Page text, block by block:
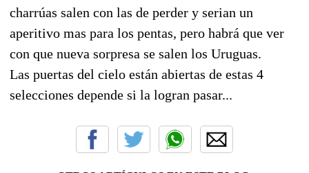
charrúas salen con las de perder y serian un
aperitivo mas para los pentas, pero habrá que ver
con que nueva sorpresa se salen los Uruguas.
Las puertas del cielo están abiertas de estas 4
selecciones depende si la logran pasar...